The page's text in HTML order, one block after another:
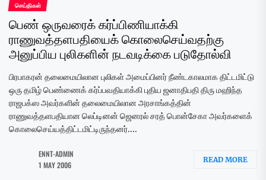
செய்திகள்
பெண் ஒருவரைக் கர்ப்பிணியாக்கி
ராணுவத்தளபதியைக் கொலைசெய்வதற்கு
அனுப்பிய புலிகளின் நடவடிக்கை படுதோல்வி
பிரபாகரன் தலைமையிலான புலிகள் அமைப்பினர் நீண்டகாலமாக திட்டமிட்டு
ஒரு தமிழ் பெண்ணைக் கர்ப்பவதியாக்கி புதிய ஜனாதிபதி திரு மஹிந்த
ராஜபக்ஸ அவர்களின் தலைமையிலான அரசாங்கத்தின்
ராணுவத்தளபதியான லெப்டினன் ஜெனரல் சரத் பொன்சேகா அவர்களைக்
கொலைசெய்யத்திட்டமிட்டிருந்தனர்....
ENNT-ADMIN
1 MAY 2006
READ MORE